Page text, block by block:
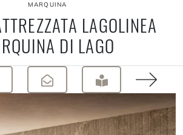
MARQUINA
LAGOLINEA
DI LAGO